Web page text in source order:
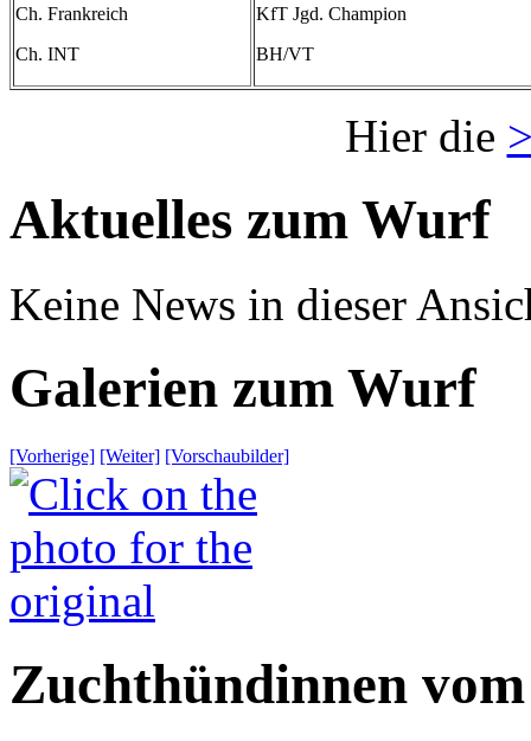
Ch. Frankreich
Ch. INT
KfT Jgd. Champion
BH/VT
Hier die
Aktuelles zum Wurf
Keine News in dieser
Galerien zum Wurf
[Vorherige] [Weiter] [Vorschaubilder]
Zuchthündinnen